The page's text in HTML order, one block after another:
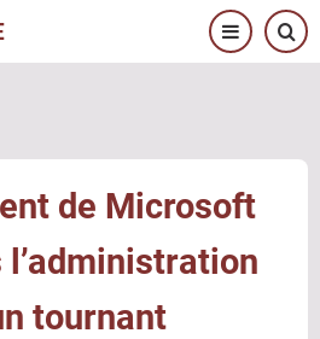
de Microsoft
l’administration
tournant